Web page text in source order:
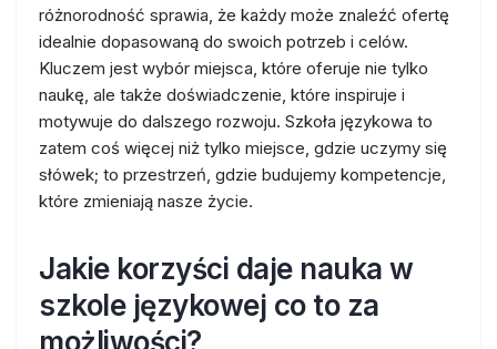
różnorodność sprawia, że każdy może znaleźć ofertę
idealnie dopasowaną do swoich potrzeb i celów.
Kluczem jest wybór miejsca, które oferuje nie tylko
naukę, ale także doświadczenie, które inspiruje i
motywuje do dalszego rozwoju. Szkoła językowa to
zatem coś więcej niż tylko miejsce, gdzie uczymy się
słówek; to przestrzeń, gdzie budujemy kompetencje,
które zmieniają nasze życie.
Jakie korzyści daje nauka w
szkole językowej co to za
możliwości?